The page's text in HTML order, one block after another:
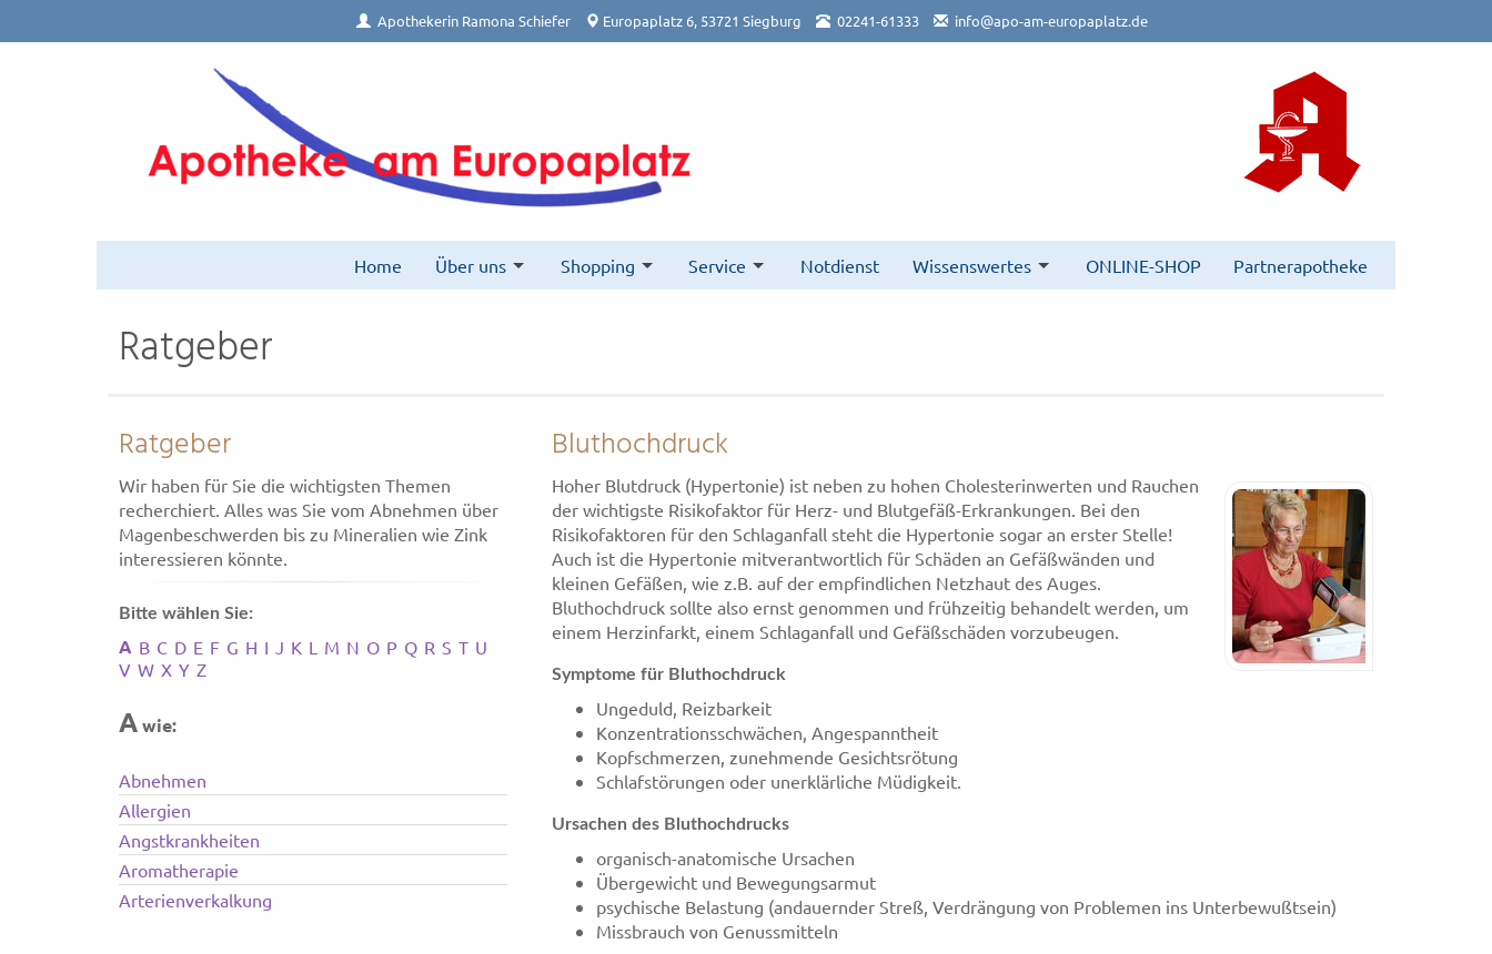
Apothekerin Ramona Schiefer Europaplatz 6, 53721 Siegburg 02241-61333 info@apo-am-europaplatz.de
Home Über uns Shopping Service Notdienst Wissenswertes ONLINE-SHOP Partnerapotheke
Ratgeber
Ratgeber
Wir haben für Sie die wichtigsten Themen
recherchiert. Alles was Sie vom Abnehmen über
Magenbeschwerden bis zu Mineralien wie Zink
interessieren könnte.
Bitte wählen Sie:
A B C D E F G H I J K L M N O P Q R S T U
V W X Y Z
Awie:
Abnehmen
Allergien
Angstkrankheiten
Aromatherapie
Arterienverkalkung
Bluthochdruck
Hoher Blutdruck (Hypertonie) ist neben zu hohen Cholesterinwerten und Rauchen
der wichtigste Risikofaktor für Herz- und Blutgefäß-Erkrankungen. Bei den
Risikofaktoren für den Schlaganfall steht die Hypertonie sogar an erster Stelle!
Auch ist die Hypertonie mitverantwortlich für Schäden an Gefäßwänden und
kleinen Gefäßen, wie z.B. auf der empfindlichen Netzhaut des Auges.
Bluthochdruck sollte also ernst genommen und frühzeitig behandelt werden, um
einem Herzinfarkt, einem Schlaganfall und Gefäßschäden vorzubeugen.
Symptome für Bluthochdruck
Ungeduld, Reizbarkeit
Konzentrationsschwächen, Angespanntheit
Kopfschmerzen, zunehmende Gesichtsrötung
Schlafstörungen oder unerklärliche Müdigkeit.
Ursachen des Bluthochdrucks
organisch-anatomische Ursachen
Übergewicht und Bewegungsarmut
psychische Belastung (andauernder Streß, Verdrängung von Problemen ins Unterbewußtsein)
Missbrauch von Genussmitteln